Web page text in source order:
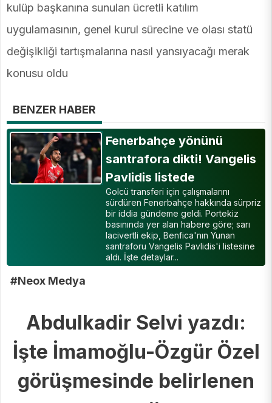
kulüp başkanına sunulan ücretli katılım
uygulamasının, genel kurul sürecine ve olası statü
değişikliği tartışmalarına nasıl yansıyacağı merak
konusu oldu
BENZER HABER
Fenerbahçe yönünü
santrafora dikti! Vangelis
Pavlidis listede
Golcü transferi için çalışmalarını
sürdüren Fenerbahçe hakkında sürpriz
bir iddia gündeme geldi. Portekiz
basınında yer alan habere göre; sarı
lacivertli ekip, Benfica'nın Yunan
santraforu Vangelis Pavlidis'i listesine
aldı. İşte detaylar...
#Neox Medya
Abdulkadir Selvi yazdı:
İşte İmamoğlu-Özgür Özel
görüşmesinde belirlenen